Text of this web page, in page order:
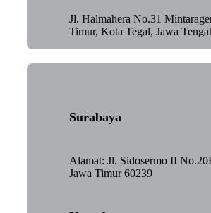
Jl. Halmahera No.31
Timur, Kota Tegal, Jawa
Surabaya
Alamat: Jl. Sidosermo II
Jawa Timur 60239